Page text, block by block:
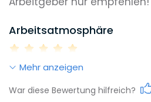
Arbeitsatmosphäre
Mehr anzeigen
War diese Bewertung hilfreich?